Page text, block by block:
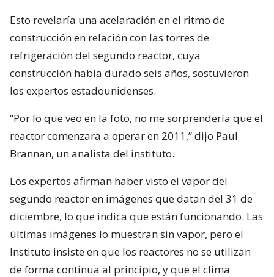
Esto revelaría una acelaración en el ritmo de
construcción en relación con las torres de
refrigeración del segundo reactor, cuya
construcción había durado seis años, sostuvieron
los expertos estadounidenses.
“Por lo que veo en la foto, no me sorprendería que el
reactor comenzara a operar en 2011,” dijo Paul
Brannan, un analista del instituto.
Los expertos afirman haber visto el vapor del
segundo reactor en imágenes que datan del 31 de
diciembre, lo que indica que están funcionando. Las
últimas imágenes lo muestran sin vapor, pero el
Instituto insiste en que los reactores no se utilizan
de forma continua al principio, y que el clima